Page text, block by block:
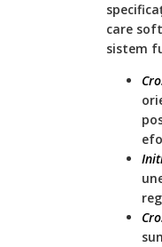
care
sistem